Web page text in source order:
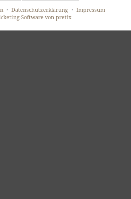
Datenschutzerklärung
Impressum
Software von pretix